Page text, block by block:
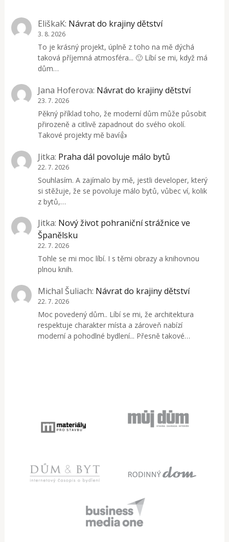
EliškaK: Návrat do krajiny dětství
3. 8. 2026
To je krásný projekt, úplně z toho na mě dýchá
taková příjemná atmosféra... 🙂 Líbí se mi, když má
dům…
Jana Hoferova: Návrat do krajiny dětství
23. 7. 2026
Pěkný příklad toho, že moderní dům může působit
přirozeně a citlivě zapadnout do svého okolí.
Takové projekty mě baví👍
Jitka: Praha dál povoluje málo bytů
22. 7. 2026
Souhlasím. A zajímalo by mě, jestli developer, který
si stěžuje, že se povoluje málo bytů, vůbec ví, kolik
z bytů,…
Jitka: Nový život pohraniční strážnice ve
Španělsku
22. 7. 2026
Tohle se mi moc líbí. I s těmi obrazy a knihovnou
plnou knih.
Michal Šuliach: Návrat do krajiny dětství
22. 7. 2026
Moc povedený dům.. Líbí se mi, že architektura
respektuje charakter místa a zároveň nabízí
moderní a pohodlné bydlení... Přesně takové…